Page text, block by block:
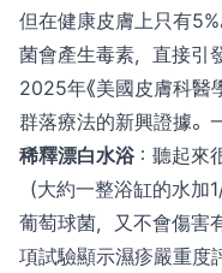
但在健康皮膚上只有
菌會產生毒素，直接引
2025年《美國皮膚科醫
群落療法的新興證據。
稀釋漂白水浴 ：聽起
（大約一整浴缸的水
葡萄球菌，又不會傷害
項試驗顯示濕疹嚴重度